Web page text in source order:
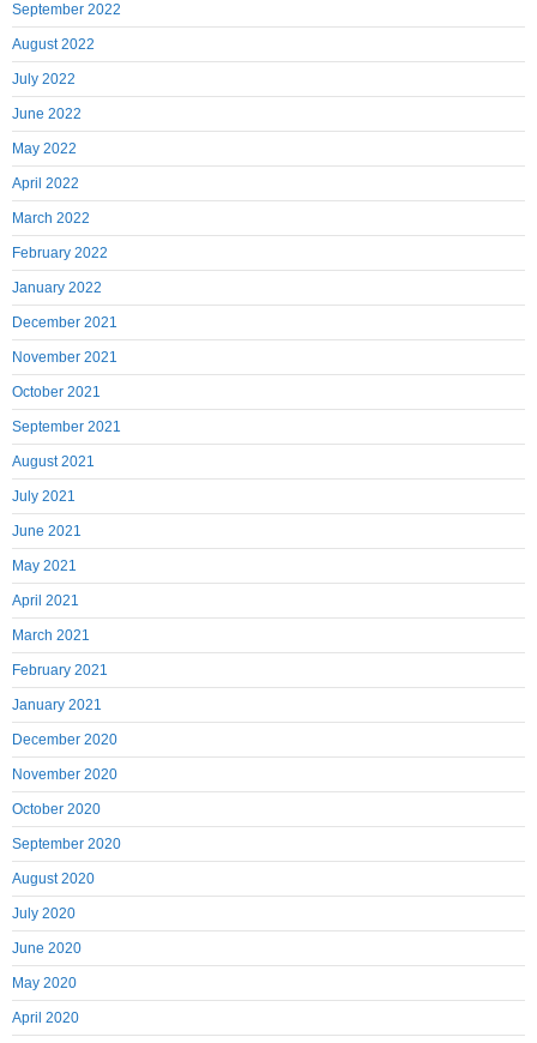
September 2022
August 2022
July 2022
June 2022
May 2022
April 2022
March 2022
February 2022
January 2022
December 2021
November 2021
October 2021
September 2021
August 2021
July 2021
June 2021
May 2021
April 2021
March 2021
February 2021
January 2021
December 2020
November 2020
October 2020
September 2020
August 2020
July 2020
June 2020
May 2020
April 2020